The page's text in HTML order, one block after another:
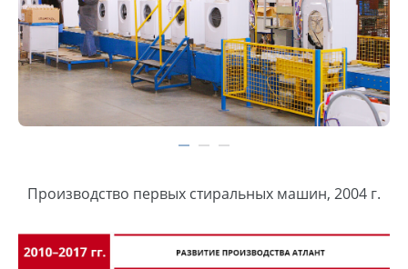
Производство первых стиральных машин, 2004 г.